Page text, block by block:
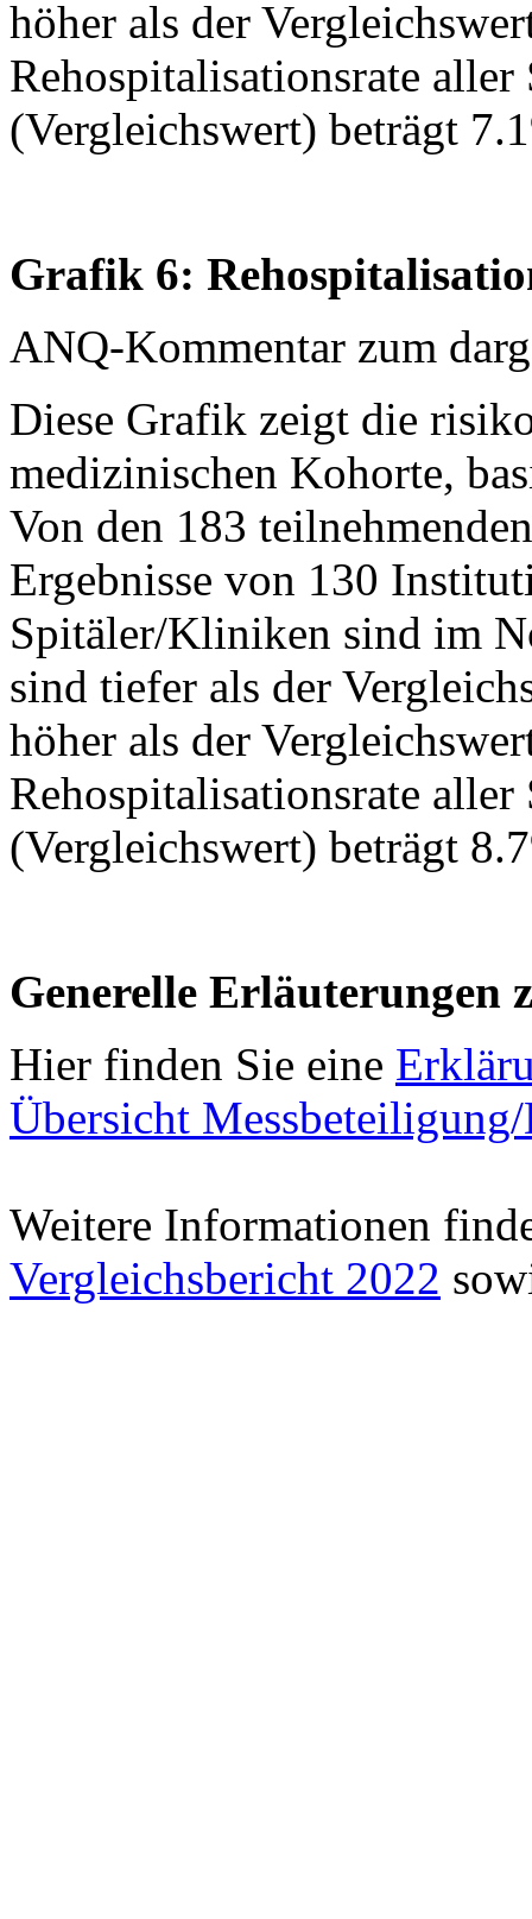
höher als der
Rehospitalisationsrate
(Vergleichswert) beträgt
Grafik 6:
ANQ-Kommentar zum
Diese Grafik zeigt die
medizinischen Kohorte,
Von den 183
Ergebnisse von 130
Spitäler/Kliniken sind im
sind tiefer als der
höher als der
Rehospitalisationsrate
(Vergleichswert) beträgt
Generelle Erläuterungen
Hier finden Sie eine
Übersicht
Weitere Informationen
Vergleichsbericht 2022